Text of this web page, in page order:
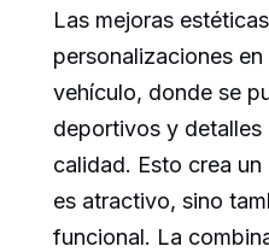
Las mejoras
personalizaciones
vehículo, donde se
deportivos y detalles
calidad. Esto crea
es atractivo, sino
funcional. La